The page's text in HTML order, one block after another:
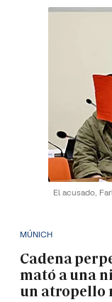
El acusado,
MÚNICH
Cadena
mató a una
un atropello